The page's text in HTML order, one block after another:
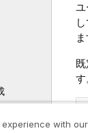
ユ
ま
す
with